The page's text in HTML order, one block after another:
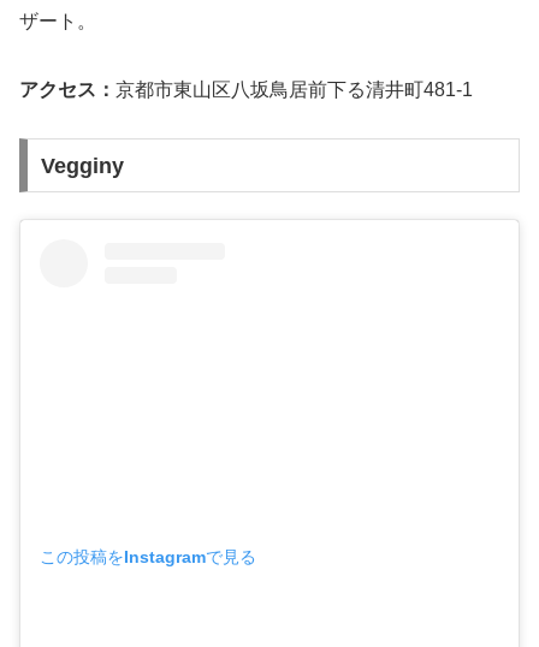
ザート。
アクセス： 京都市東⼭区⼋坂⿃居前下る清井町481-1
Vegginy
この投稿をInstagramで見る